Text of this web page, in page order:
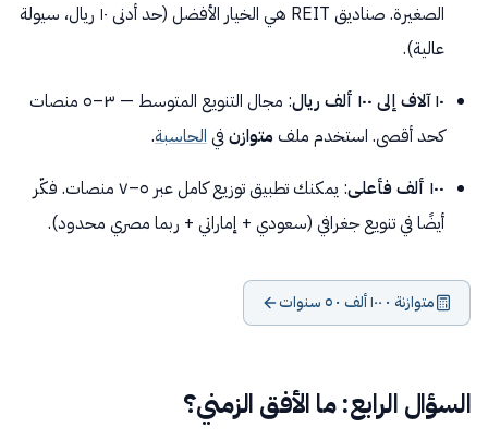
الصغيرة. صناديق REIT هي الخيار الأفضل (حد أدنى ١٠ ريال، سيولة
عالية).
١٠ آلاف إلى ١٠٠ ألف ريال
: مجال التنويع المتوسط — ٣–٥ منصات
كحد أقصى. استخدم ملف متوازنفيالحاسبة.
١٠٠ ألف فأعلى
: يمكنك تطبيق توزيع كامل عبر ٥–٧ منصات. فكّر
أيضًا في تنويع جغرافي (سعودي + إماراتي + ربما مصري محدود).
متوازنة · ١٠٠ ألف · ٥ سنوات
السؤال الرابع: ما الأفق الزمني؟